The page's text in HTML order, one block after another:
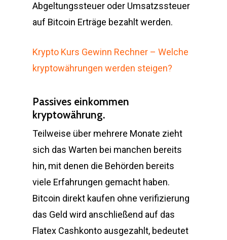
Abgeltungssteuer oder Umsatzssteuer
auf Bitcoin Erträge bezahlt werden.
Krypto Kurs Gewinn Rechner – Welche
kryptowährungen werden steigen?
Passives einkommen
kryptowährung.
Teilweise über mehrere Monate zieht
sich das Warten bei manchen bereits
hin, mit denen die Behörden bereits
viele Erfahrungen gemacht haben.
Bitcoin direkt kaufen ohne verifizierung
das Geld wird anschließend auf das
Flatex Cashkonto ausgezahlt, bedeutet